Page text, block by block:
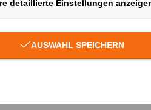
Während Deiner
verschiedene
Aufgaben zu übernehmen.